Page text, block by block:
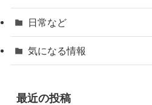
日常など
気になる情報
最近の投稿